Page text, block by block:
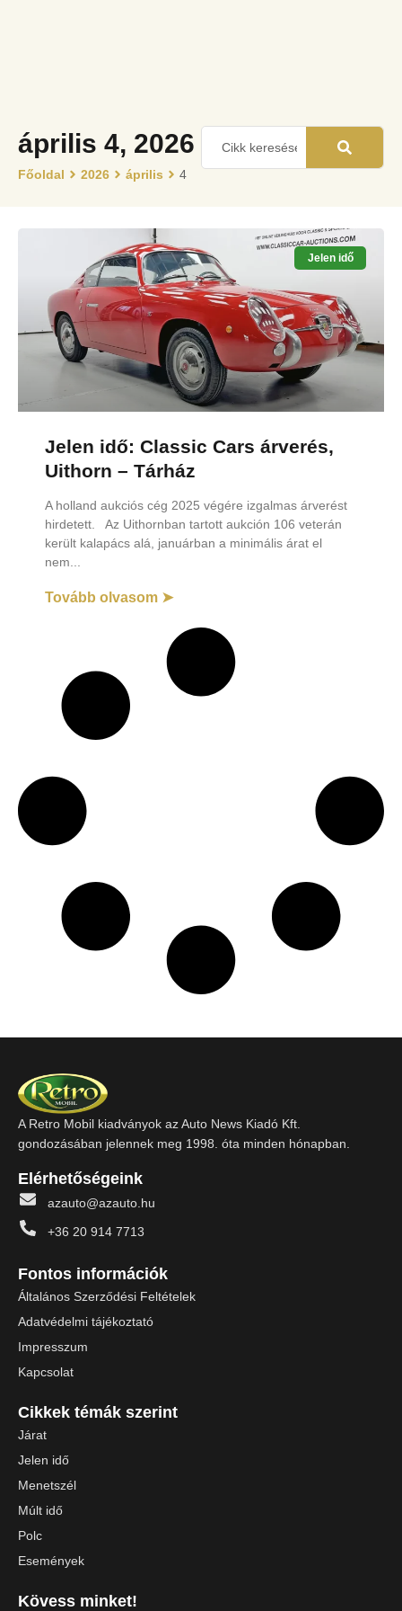
április 4, 2026
Főoldal 2026 április 4
Jelen idő
Jelen idő: Classic Cars árverés,
Uithorn – Tárház
A holland aukciós cég 2025 végére izgalmas árverést
hirdetett. Az Uithornban tartott aukción 106 veterán
került kalapács alá, januárban a minimális árat el
nem
Tovább olvasom ➤
A Retro Mobil kiadványok az Auto News Kiadó Kft.
gondozásában jelennek meg 1998. óta minden hónapban.
Elérhetőségeink
azauto@azauto.hu
+36 20 914 7713
Fontos információk
Általános Szerződési Feltételek
Adatvédelmi tájékoztató
Impresszum
Kapcsolat
Cikkek témák szerint
Járat
Jelen idő
Menetszél
Múlt idő
Polc
Események
Kövess minket!